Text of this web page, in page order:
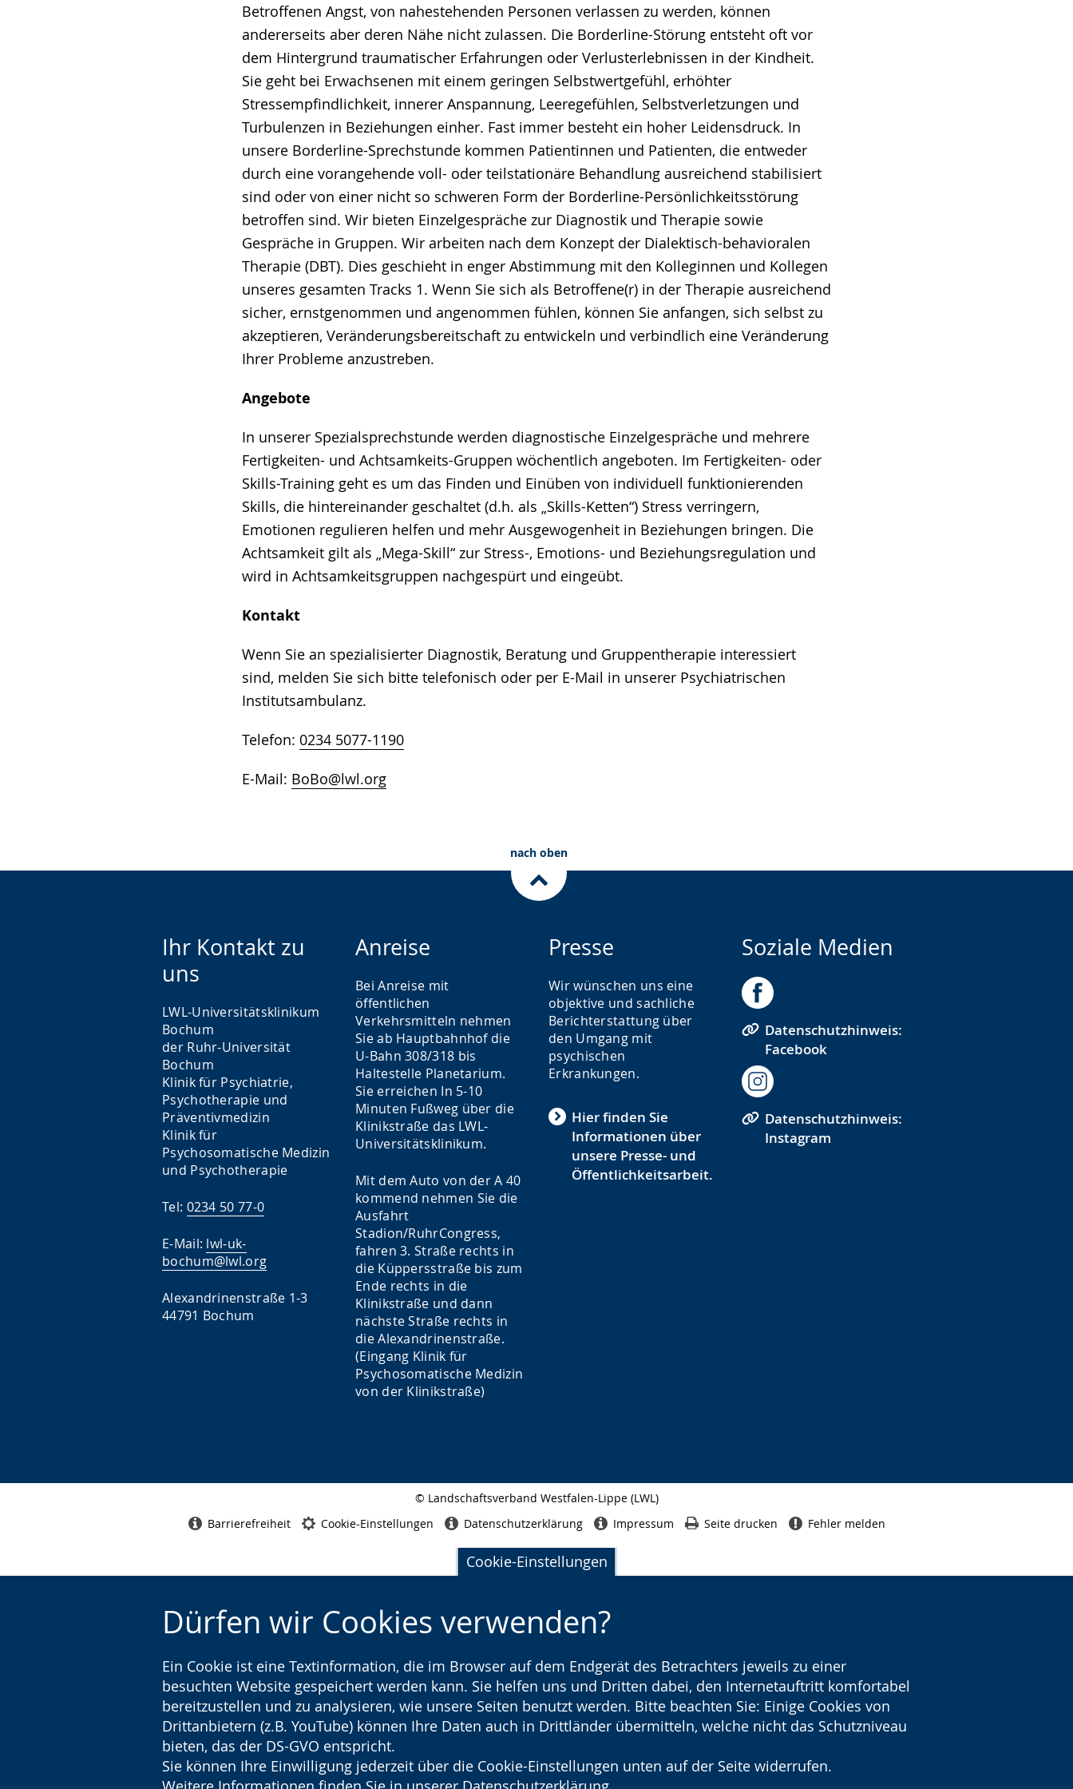
Cookie-Einstellungen
Dürfen wir Cookies verwenden?
Ein Cookie ist eine Textinformation, die im Browser auf dem Endgerät des Betrachters jeweils zu einer
besuchten Website gespeichert werden kann. Sie helfen uns und Dritten dabei, den Internetauftritt komfortabel
bereitzustellen und zu analysieren, wie unsere Seiten benutzt werden. Bitte beachten Sie: Einige Cookies von
Drittanbietern (z.B. YouTube) können Ihre Daten auch in Drittländer übermitteln, welche nicht das Schutzniveau
bieten, das der DS-GVO entspricht.
Sie können Ihre Einwilligung jederzeit über die Cookie-Einstellungen unten auf der Seite widerrufen.
Betroffenen Angst, von nahestehenden Personen verlassen zu werden, können
andererseits aber deren Nähe nicht zulassen. Die Borderline-Störung entsteht oft vor
dem Hintergrund traumatischer Erfahrungen oder Verlusterlebnissen in der Kindheit.
Sie geht bei Erwachsenen mit einem geringen Selbstwertgefühl, erhöhter
Stressempfindlichkeit, innerer Anspannung, Leeregefühlen, Selbstverletzungen und
Turbulenzen in Beziehungen einher. Fast immer besteht ein hoher Leidensdruck. In
unsere Borderline-Sprechstunde kommen Patientinnen und Patienten, die entweder
durch eine vorangehende voll- oder teilstationäre Behandlung ausreichend stabilisiert
sind oder von einer nicht so schweren Form der Borderline-Persönlichkeitsstörung
betroffen sind. Wir bieten Einzelgespräche zur Diagnostik und Therapie sowie
Gespräche in Gruppen. Wir arbeiten nach dem Konzept der Dialektisch-behavioralen
Therapie (DBT). Dies geschieht in enger Abstimmung mit den Kolleginnen und Kollegen
unseres gesamten Tracks 1. Wenn Sie sich als Betroffene(r) in der Therapie ausreichend
sicher, ernstgenommen und angenommen fühlen, können Sie anfangen, sich selbst zu
akzeptieren, Veränderungsbereitschaft zu entwickeln und verbindlich eine Veränderung
Ihrer Probleme anzustreben.
Angebote
In unserer Spezialsprechstunde werden diagnostische Einzelgespräche und mehrere
Fertigkeiten- und Achtsamkeits-Gruppen wöchentlich angeboten. Im Fertigkeiten- oder
Skills-Training geht es um das Finden und Einüben von individuell funktionierenden
Skills, die hintereinander geschaltet (d.h. als „Skills-Ketten“) Stress verringern,
Emotionen regulieren helfen und mehr Ausgewogenheit in Beziehungen bringen. Die
Achtsamkeit gilt als „Mega-Skill“ zur Stress-, Emotions- und Beziehungsregulation und
wird in Achtsamkeitsgruppen nachgespürt und eingeübt.
Kontakt
Wenn Sie an spezialisierter Diagnostik, Beratung und Gruppentherapie interessiert
sind, melden Sie sich bitte telefonisch oder per E-Mail in unserer Psychiatrischen
Institutsambulanz.
Telefon: 0234 5077-1190
E-Mail: BoBo@lwl.org
nach oben
Ihr Kontakt zu
uns
LWL-Universitätsklinikum
Bochum
der Ruhr-Universität
Bochum
Klinik für Psychiatrie,
Psychotherapie und
Präventivmedizin
Klinik für
Psychosomatische Medizin
und Psychotherapie
Tel: 0234 50 77-0
E-Mail: lwl-uk-
bochum@lwl.org
Alexandrinenstraße 1-3
44791 Bochum
Anreise
Bei Anreise mit
öffentlichen
Verkehrsmitteln nehmen
Sie ab Hauptbahnhof die
U-Bahn 308/318 bis
Haltestelle Planetarium.
Sie erreichen In 5-10
Minuten Fußweg über die
Klinikstraße das LWL-
Universitätsklinikum.
Mit dem Auto von der A 40
kommend nehmen Sie die
Ausfahrt
Stadion/RuhrCongress,
fahren 3. Straße rechts in
die Küppersstraße bis zum
Ende rechts in die
Klinikstraße und dann
nächste Straße rechts in
die Alexandrinenstraße.
(Eingang Klinik für
Psychosomatische Medizin
von der Klinikstraße)
Presse
Wir wünschen uns eine
objektive und sachliche
Berichterstattung über
den Umgang mit
psychischen
Erkrankungen.
Hier finden Sie
Informationen über
unsere Presse- und
Öffentlichkeitsarbeit.
Soziale Medien
Datenschutzhinweis:
Facebook
Datenschutzhinweis:
Instagram
© Landschaftsverband Westfalen-Lippe (LWL)
Barrierefreiheit Cookie-Einstellungen Datenschutzerklärung Impressum Seite drucken Fehler melden